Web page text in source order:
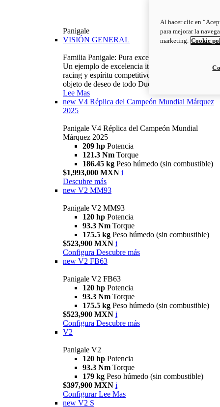
Panigale
VISIÓN GENERAL
Familia Panigale: Pura excelencia italiana.
Un ejemplo de excelencia italiana, con ADN
racing y espíritu competitivo: la Panigale es el
objeto de deseo de todo Ducatista.
Lee Mas
new V4 Réplica del Campeón Mundial Márquez
2025
Panigale V4 Réplica del Campeón Mundial
Márquez 2025
209 hp Potencia
121.3 Nm Torque
186.45 kg Peso húmedo (sin combustible)
$1,993,000 MXN i
Descubre más
new V2 MM93
Panigale V2 MM93
120 hp Potencia
93.3 Nm Torque
175.5 kg Peso húmedo (sin combustible)
$523,900 MXN i
Configura Descubre más
new V2 FB63
Panigale V2 FB63
120 hp Potencia
93.3 Nm Torque
175.5 kg Peso húmedo (sin combustible)
$523,900 MXN i
Configura Descubre más
V2
Panigale V2
120 hp Potencia
93.3 Nm Torque
179 kg Peso húmedo (sin combustible)
$397,900 MXN i
Configurar Lee Mas
new V2 S
Al hacer clic en
para mejorar la
marketing. Cookie